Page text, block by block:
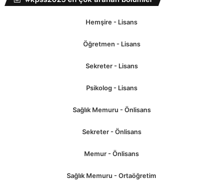
Hemşire - Lisans
Öğretmen - Lisans
Sekreter - Lisans
Psikolog - Lisans
Sağlık Memuru - Önlisans
Sekreter - Önlisans
Memur - Önlisans
Sağlık Memuru - Ortaöğretim